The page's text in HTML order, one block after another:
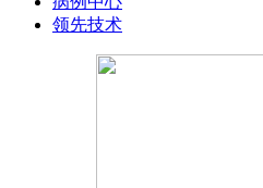
领先技术